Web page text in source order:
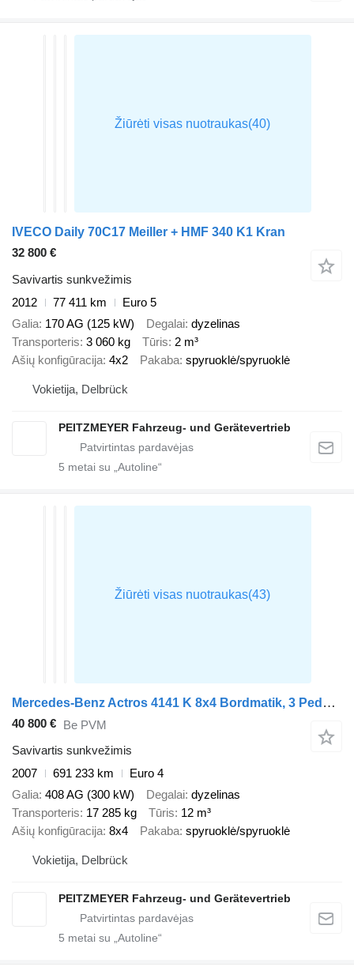
IVECO Daily 70C17 Meiller + HMF 340 K1 Kran
32 800 €
Savivartis sunkvežimis
2012
77 411 km
Euro 5
Galia 170 AG (125 kW) Degalai dyzelinas
Transporteris 3 060 kg Tūris 2 m³
Ašių konfigūracija 4x2 Pakaba spyruoklė/spyruoklė
Vokietija, Delbrück
PEITZMEYER Fahrzeug- und Gerätevertrieb
5 metai su „Autoline“
Mercedes-Benz Actros 4141 K 8x4 Bordmatik, 3 Pedale Meiller 3-Seitenkipper
40 800 € Be PVM
Savivartis sunkvežimis
2007
691 233 km
Euro 4
Galia 408 AG (300 kW) Degalai dyzelinas
Transporteris 17 285 kg Tūris 12 m³
Ašių konfigūracija 8x4 Pakaba spyruoklė/spyruoklė
Vokietija, Delbrück
PEITZMEYER Fahrzeug- und Gerätevertrieb
5 metai su „Autoline“